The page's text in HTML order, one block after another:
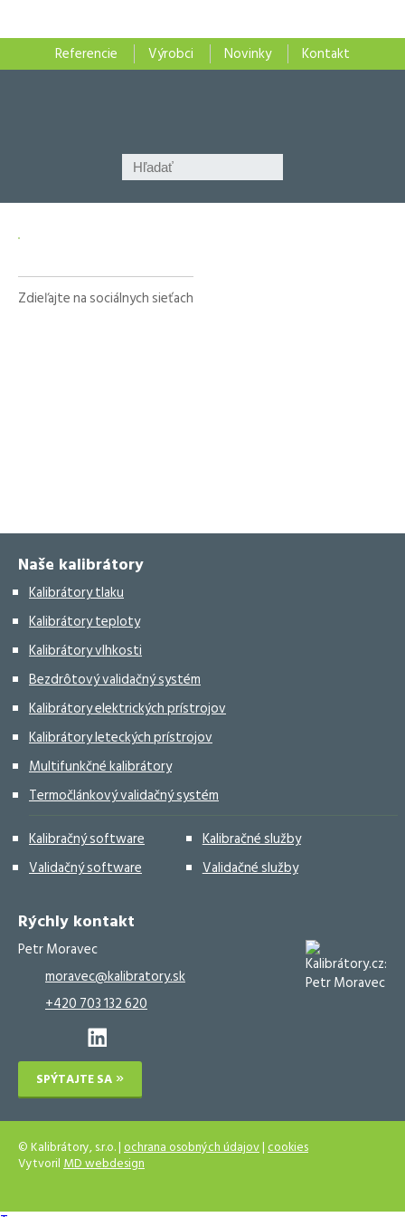
Referencie Výrobci Novinky Kontakt
Zdieľajte na sociálnych sieťach
Naše kalibrátory
Kalibrátory tlaku
Kalibrátory teploty
Kalibrátory vlhkosti
Bezdrôtový validačný systém
Kalibrátory elektrických prístrojov
Kalibrátory leteckých prístrojov
Multifunkčné kalibrátory
Termočlánkový validačný systém
Kalibračný software
Kalibračné služby
Validačný software
Validačné služby
Rýchly kontakt
Petr Moravec
moravec@kalibratory.sk
+420 703 132 620
SPÝTAJTE SA
© Kalibrátory, s.r.o. |ochrana osobných údajov|cookies
VytvorilMD webdesign